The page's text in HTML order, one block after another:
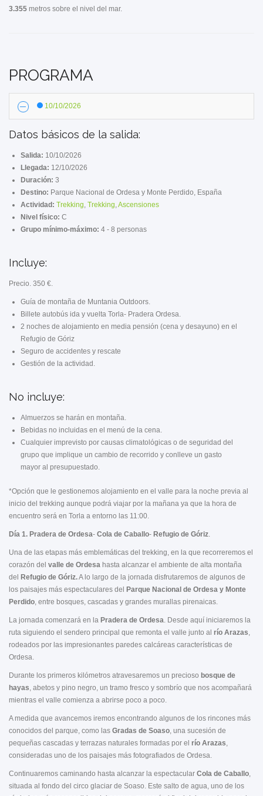
3.355 metros sobre el nivel del mar.
PROGRAMA
10/10/2026
Datos básicos de la salida:
Salida: 10/10/2026
Llegada: 12/10/2026
Duración: 3
Destino: Parque Nacional de Ordesa y Monte Perdido, España
Actividad: Trekking, Trekking,Ascensiones
Nivel físico: C
Grupo mínimo-máximo: 4 - 8 personas
Incluye:
Precio. 350 €.
Guía de montaña de Muntania Outdoors.
Billete autobús ida y vuelta Torla- Pradera Ordesa.
2 noches de alojamiento en media pensión (cena y desayuno) en el
Refugio de Góriz
Seguro de accidentes y rescate
Gestión de la actividad.
No incluye:
Almuerzos se harán en montaña.
Bebidas no incluidas en el menú de la cena.
Cualquier imprevisto por causas climatológicas o de seguridad del
grupo que implique un cambio de recorrido y conlleve un gasto
mayor al presupuestado.
*Opción que le gestionemos alojamiento en el valle para la noche previa al
inicio del trekking aunque podrá viajar por la mañana ya que la hora de
encuentro será en Torla a entorno las 11:00.
Día 1. Pradera de Ordesa- Cola de Caballo- Refugio de Góriz.
Una de las etapas más emblemáticas del trekking, en la que recorreremos el
corazón del valle de Ordesa hasta alcanzar el ambiente de alta montaña
del
Refugio de Góriz.A lo largo de la jornada disfrutaremos de algunos de
los paisajes más espectaculares del
Parque Nacional de Ordesa y Monte
Perdido, entre bosques, cascadas y grandes murallas pirenaicas.
La jornada comenzará en la Pradera de Ordesa. Desde aquí iniciaremos la
ruta siguiendo el sendero principal que remonta el valle junto al río Arazas,
rodeados por las impresionantes paredes calcáreas características de
Ordesa.
Durante los primeros kilómetros atravesaremos un precioso bosque de
hayas, abetos y pino negro, un tramo fresco y sombrío que nos acompañará
mientras el valle comienza a abrirse poco a poco.
A medida que avancemos iremos encontrando algunos de los rincones más
conocidos del parque, como las Gradas de Soaso, una sucesión de
pequeñas cascadas y terrazas naturales formadas por el río Arazas,
consideradas uno de los paisajes más fotografiados de Ordesa.
Continuaremos caminando hasta alcanzar la espectacular Cola de Caballo,
situada al fondo del circo glaciar de Soaso. Este salto de agua, uno de los